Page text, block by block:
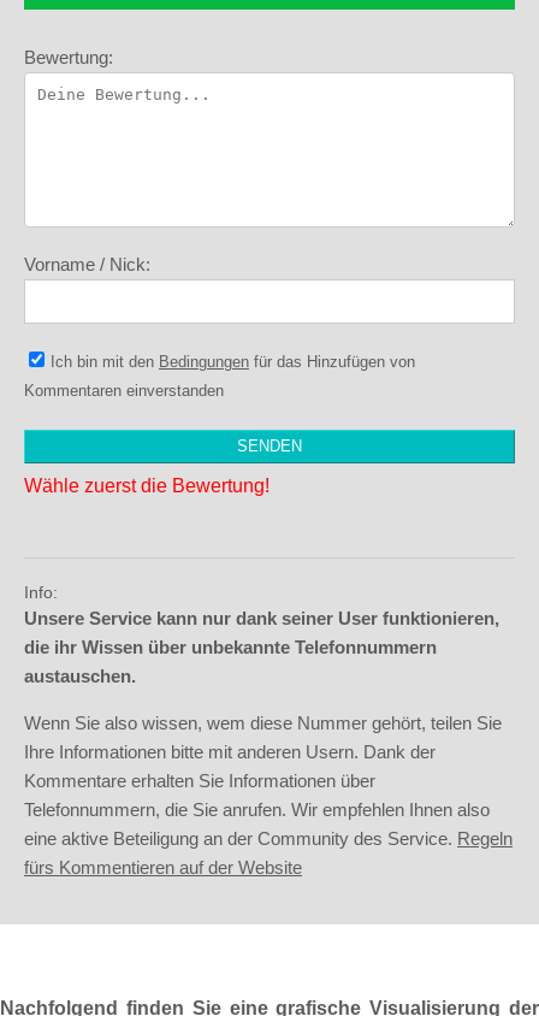
Bewertung:
Vorname / Nick:
Ich bin mit den Bedingungen für das Hinzufügen von
Kommentaren einverstanden
Wähle zuerst die Bewertung!
Info:
Unsere Service kann nur dank seiner User funktionieren,
die ihr Wissen über unbekannte Telefonnummern
austauschen.
Wenn Sie also wissen, wem diese Nummer gehört, teilen Sie
Ihre Informationen bitte mit anderen Usern. Dank der
Kommentare erhalten Sie Informationen über
Telefonnummern, die Sie anrufen. Wir empfehlen Ihnen also
eine aktive Beteiligung an der Community des Service. Regeln
fürs Kommentieren auf der Website
Nachfolgend finden Sie eine grafische Visualisierung der